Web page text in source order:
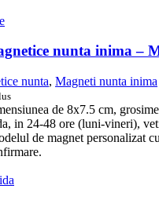
nunta inima –
nunta, Magneti nunta inima
de 8x7.5 cm,
in 24-48 ore (luni-vineri),
de magnet personalizat